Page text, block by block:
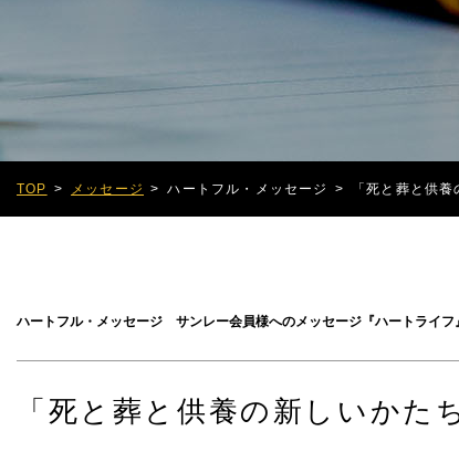
TOP メッセージ ハートフル・メッセージ 「死と葬と供養
ハートフル・メッセージ サンレー会員様へのメッセージ『ハートライフ
「死と葬と供養の新しいかた